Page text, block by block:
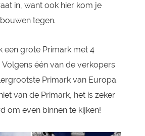
in, want ook hier kom je
tegen.
een grote Primark met 4
één van de verkopers
Primark van Europa.
van de Primark, het is zeker
om even binnen te kijken!